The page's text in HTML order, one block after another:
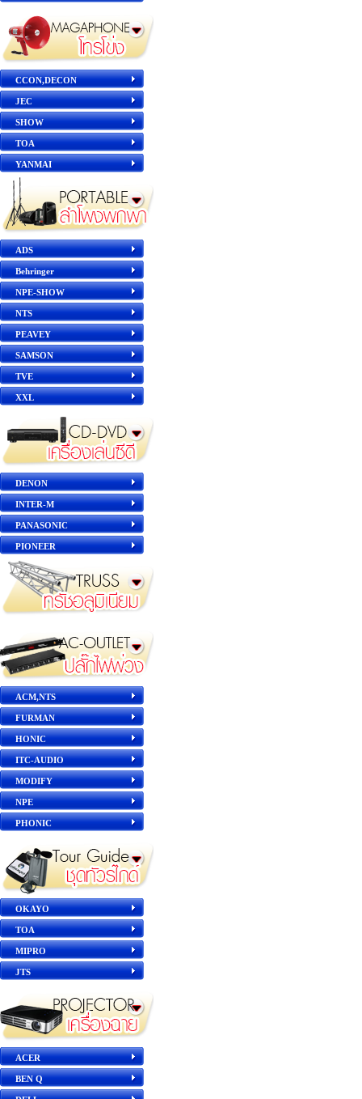
CCON,DECON
JEC
SHOW
TOA
YANMAI
ADS
Behringer
NPE-SHOW
NTS
PEAVEY
SAMSON
TVE
XXL
DENON
INTER-M
PANASONIC
PIONEER
ACM,NTS
FURMAN
HONIC
ITC-AUDIO
MODIFY
NPE
PHONIC
OKAYO
TOA
MIPRO
JTS
ACER
BEN Q